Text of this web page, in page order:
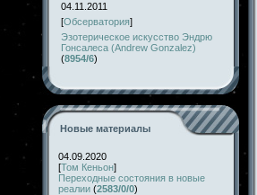
04.11.2011
[Обсерватория]
Эзотерическое искусство Эндрю
Гонсалеса (Andrew Gonzalez)
(8954/6)
Новые материалы
04.09.2020
[Том Кеньон]
Переходные состояния в новые
реалии (2583/0/0)